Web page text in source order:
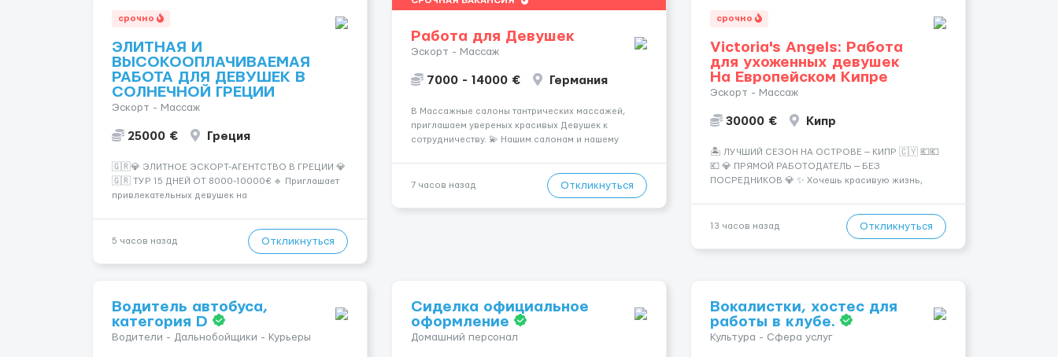
срочно
ЭЛИТНАЯ И
ВЫСОКООПЛАЧИВАЕМАЯ
РАБОТА ДЛЯ ДЕВУШЕК В
СОЛНЕЧНОЙ ГРЕЦИИ
Эскорт - Массаж
25000 € Греция
🇬🇷💎 ЭЛИТНОЕ ЭСКОРТ-АГЕНТСТВО В ГРЕЦИИ 💎
🇬🇷 ТУР 15 ДНЕЙ ОТ 8000-10000€ 🔹 Приглашает
привлекательных девушек на
хорошие деньги 💶 — это предложение для тебя! 🔹
5 часов назад Откликнуться
Работа для Девушек
Эскорт - Массаж
7000 - 14000 € Германия
В Массажные салоны тантрических массажей,
приглашаем увереных красивых Девушек к
сотрудничеству. 💫 Нашим салонам и нашему
заработная плата 💚Мы гарантируем Наличие
7 часов назад Откликнуться
срочно
Victoria's Angels: Работа
для ухоженных девушек
На Европейском Кипре
Эскорт - Массаж
30000 € Кипр
🏝️ ЛУЧШИЙ СЕЗОН НА ОСТРОВЕ — КИПР 🇨🇾 💶💶
💶 💎 ПРЯМОЙ РАБОТОДАТЕЛЬ — БЕЗ
ПОСРЕДНИКОВ 💎 ✨ Хочешь красивую жизнь,
— Опытная команда с годами практики —
Стабильный поток клиентов (без ...
13 часов назад Откликнуться
Водитель автобуса,
категория D
Водители - Дальнобойщики - Курьеры
Сиделка официальное
оформление
Домашний персонал
Вокалистки, хостес для
работы в клубе.
Культура - Сфера услуг